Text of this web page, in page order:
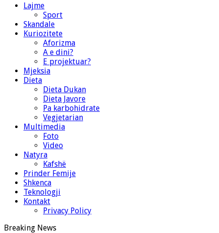
Lajme
Sport
Skandale
Kuriozitete
Aforizma
A e dini?
E projektuar?
Mjeksia
Dieta
Dieta Dukan
Dieta Javore
Pa karbohidrate
Vegjetarian
Multimedia
Foto
Video
Natyra
Kafshë
Prinder Femije
Shkenca
Teknologji
Kontakt
Privacy Policy
Breaking News